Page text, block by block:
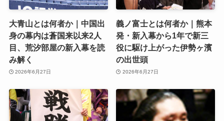
大青山とは何者か｜中国出
身の幕内は蒼国来以来2人
目、荒汐部屋の新入幕を読
み解く
2026年6月27日
義ノ富士とは何者か｜熊本
発・新入幕から1年で新三
役に駆け上がった伊勢ヶ濱
の出世頭
2026年6月27日